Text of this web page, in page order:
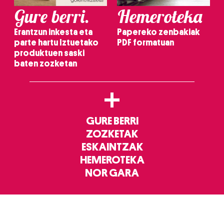
Gure berri.
Erantzun inkesta eta
parte hartu Iztuetako
produktuen saski
baten zozketan
Hemeroteka
Papereko zenbakiak
PDF formatuan
+
GURE BERRI
ZOZKETAK
ESKAINTZAK
HEMEROTEKA
NOR GARA